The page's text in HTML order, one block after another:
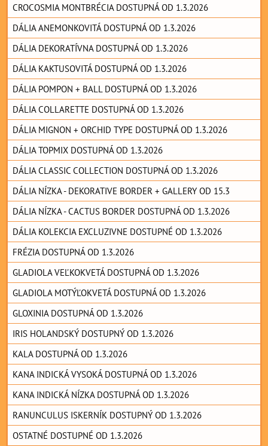
CROCOSMIA MONTBRÉCIA DOSTUPNÁ OD 1.3.2026
DÁLIA ANEMONKOVITÁ DOSTUPNÁ OD 1.3.2026
DÁLIA DEKORATÍVNA DOSTUPNÁ OD 1.3.2026
DÁLIA KAKTUSOVITÁ DOSTUPNÁ OD 1.3.2026
DÁLIA POMPON + BALL DOSTUPNÁ OD 1.3.2026
DÁLIA COLLARETTE DOSTUPNÁ OD 1.3.2026
DÁLIA MIGNON + ORCHID TYPE DOSTUPNÁ OD 1.3.2026
DÁLIA TOPMIX DOSTUPNÁ OD 1.3.2026
DÁLIA CLASSIC COLLECTION DOSTUPNÁ OD 1.3.2026
DÁLIA NÍZKA - DEKORATIVE BORDER + GALLERY OD 15.3
DÁLIA NÍZKA - CACTUS BORDER DOSTUPNÁ OD 1.3.2026
DÁLIA KOLEKCIA EXCLUZIVNE DOSTUPNÉ OD 1.3.2026
FRÉZIA DOSTUPNÁ OD 1.3.2026
GLADIOLA VEĽKOKVETÁ DOSTUPNÁ OD 1.3.2026
GLADIOLA MOTÝĽOKVETÁ DOSTUPNÁ OD 1.3.2026
GLOXINIA DOSTUPNÁ OD 1.3.2026
IRIS HOLANDSKÝ DOSTUPNÝ OD 1.3.2026
KALA DOSTUPNÁ OD 1.3.2026
KANA INDICKÁ VYSOKÁ DOSTUPNÁ OD 1.3.2026
KANA INDICKÁ NÍZKA DOSTUPNÁ OD 1.3.2026
RANUNCULUS ISKERNÍK DOSTUPNÝ OD 1.3.2026
OSTATNÉ DOSTUPNÉ OD 1.3.2026